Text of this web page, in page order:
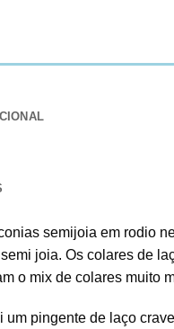
semijoia em rodio
joia. Os colares de
o mix de colares muito
um pingente de laço